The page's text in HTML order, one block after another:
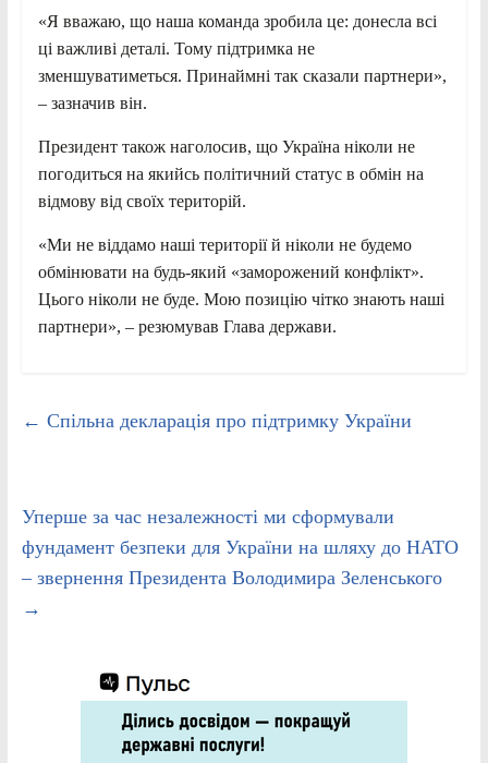
«Я вважаю, що наша команда зробила це: донесла всі
ці важливі деталі. Тому підтримка не
зменшуватиметься. Принаймні так сказали партнери»,
– зазначив він.
Президент також наголосив, що Україна ніколи не
погодиться на якийсь політичний статус в обмін на
відмову від своїх територій.
«Ми не віддамо наші території й ніколи не будемо
обмінювати на будь-який «заморожений конфлікт».
Цього ніколи не буде. Мою позицію чітко знають наші
партнери», – резюмував Глава держави.
← Спільна декларація про підтримку України
Уперше за час незалежності ми сформували
фундамент безпеки для України на шляху до НАТО
– звернення Президента Володимира Зеленського
→